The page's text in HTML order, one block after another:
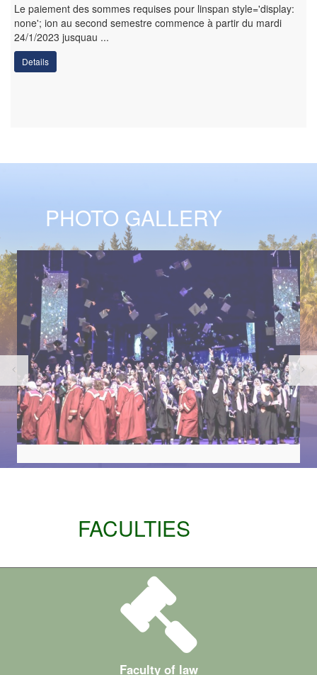
Le paiement des sommes requises pour linspan style='display:
none'; ion au second semestre commence à partir du mardi
24/1/2023 jusquau ...
Details
PHOTO GALLERY
FACULTIES
Faculty of law